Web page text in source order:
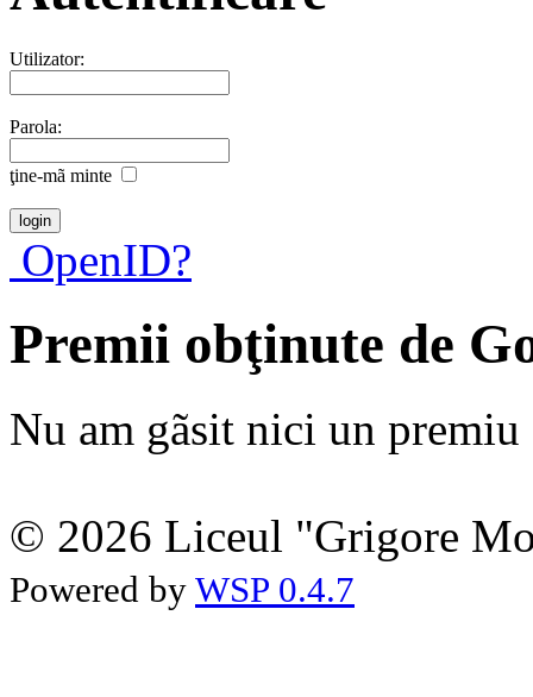
Utilizator:
Parola:
ţine-mã minte
OpenID?
Premii obţinute de
Nu am gãsit nici un premiu
© 2026 Liceul "Grigore
Powered by WSP 0.4.7